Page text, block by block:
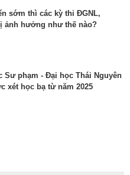
sớm thì các kỳ thi ĐGNL,
ảnh hưởng như thế nào?
Sư phạm - Đại học Thái Nguyên
xét học bạ từ năm 2025